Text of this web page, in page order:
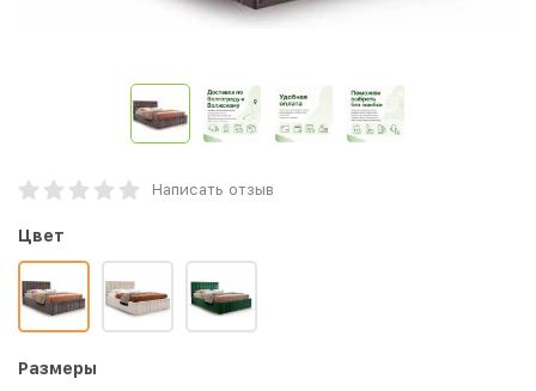
Написать отзыв
Цвет
Размеры